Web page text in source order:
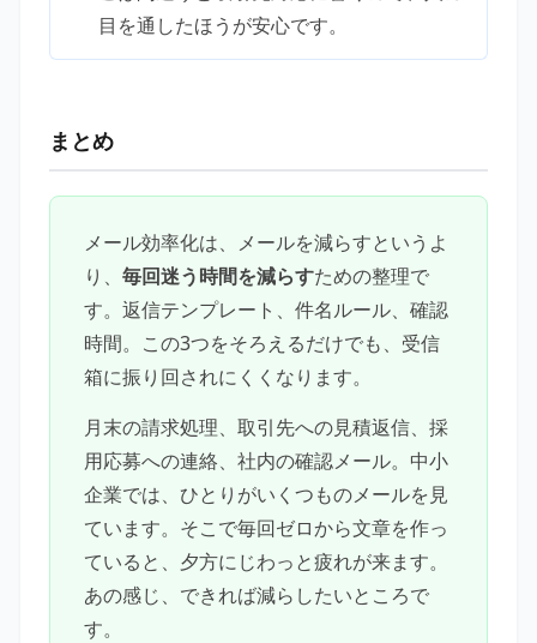
目を通したほうが安心です。
まとめ
メール効率化は、メールを減らすというよ
り、 毎回迷う時間を減らすための整理で
す。返信テンプレート、件名ルール、確認
時間。この3つをそろえるだけでも、受信
箱に振り回されにくくなります。
月末の請求処理、取引先への見積返信、採
用応募への連絡、社内の確認メール。中小
企業では、ひとりがいくつものメールを見
ています。そこで毎回ゼロから文章を作っ
ていると、夕方にじわっと疲れが来ます。
あの感じ、できれば減らしたいところで
す。